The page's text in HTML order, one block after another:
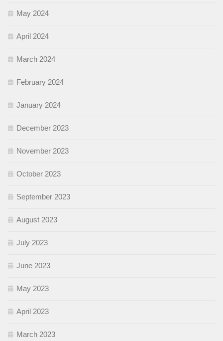
May 2024
April 2024
March 2024
February 2024
January 2024
December 2023
November 2023
October 2023
September 2023
August 2023
July 2023
June 2023
May 2023
April 2023
March 2023